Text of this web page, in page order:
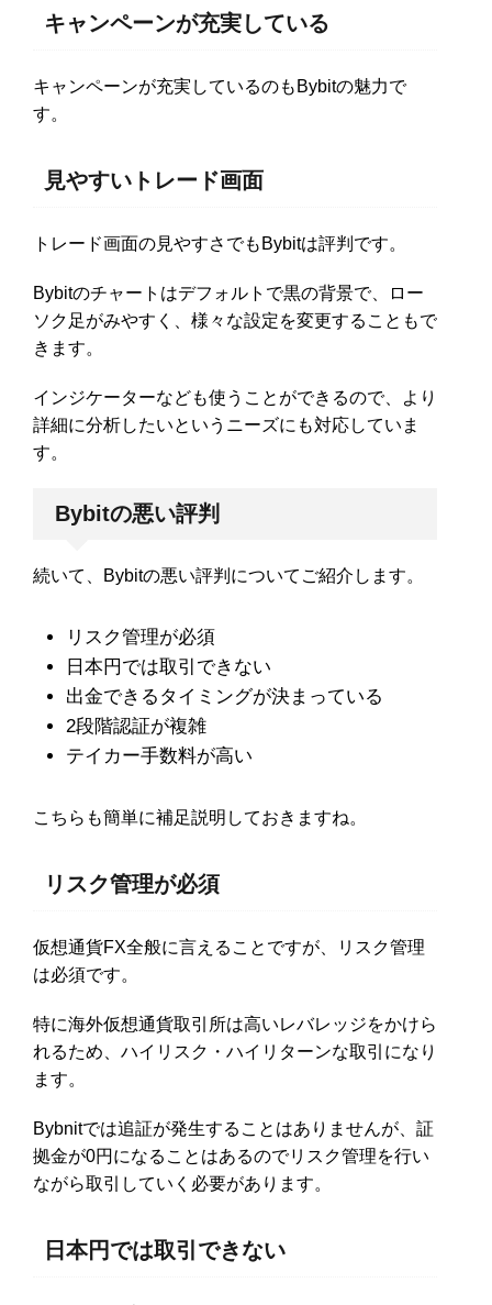
キャンペーンが充実している
キャンペーンが充実しているのもBybitの魅力で
す。
見やすいトレード画面
トレード画面の見やすさでもBybitは評判です。
Bybitのチャートはデフォルトで黒の背景で、ロー
ソク足がみやすく、様々な設定を変更することもで
きます。
インジケーターなども使うことができるので、より
詳細に分析したいというニーズにも対応していま
す。
Bybitの悪い評判
続いて、Bybitの悪い評判についてご紹介します。
リスク管理が必須
日本円では取引できない
出金できるタイミングが決まっている
2段階認証が複雑
テイカー手数料が高い
こちらも簡単に補足説明しておきますね。
リスク管理が必須
仮想通貨FX全般に言えることですが、リスク管理
は必須です。
特に海外仮想通貨取引所は高いレバレッジをかけら
れるため、ハイリスク・ハイリターンな取引になり
ます。
Bybnitでは追証が発生することはありませんが、証
拠金が0円になることはあるのでリスク管理を行い
ながら取引していく必要があります。
日本円では取引できない